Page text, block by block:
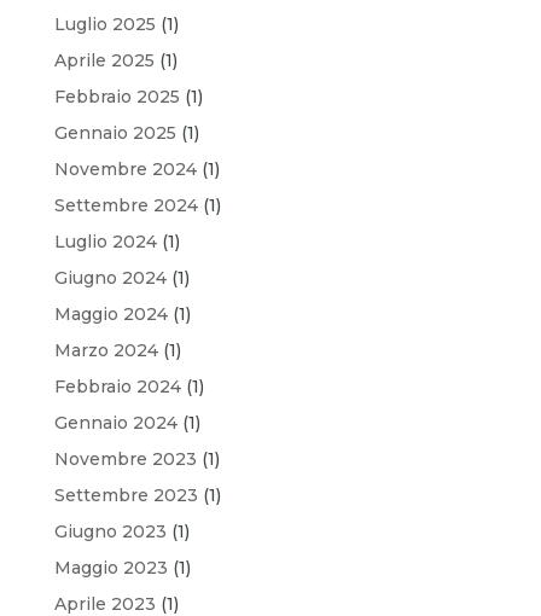
Luglio 2025 (1)
Aprile 2025 (1)
Febbraio 2025 (1)
Gennaio 2025 (1)
Novembre 2024(1)
Settembre 2024(1)
Luglio 2024(1)
Giugno 2024(1)
Maggio 2024(1)
Marzo 2024(1)
Febbraio 2024(1)
Gennaio 2024(1)
Novembre 2023 (1)
Settembre 2023 (1)
Giugno 2023 (1)
Maggio 2023 (1)
Aprile 2023 (1)